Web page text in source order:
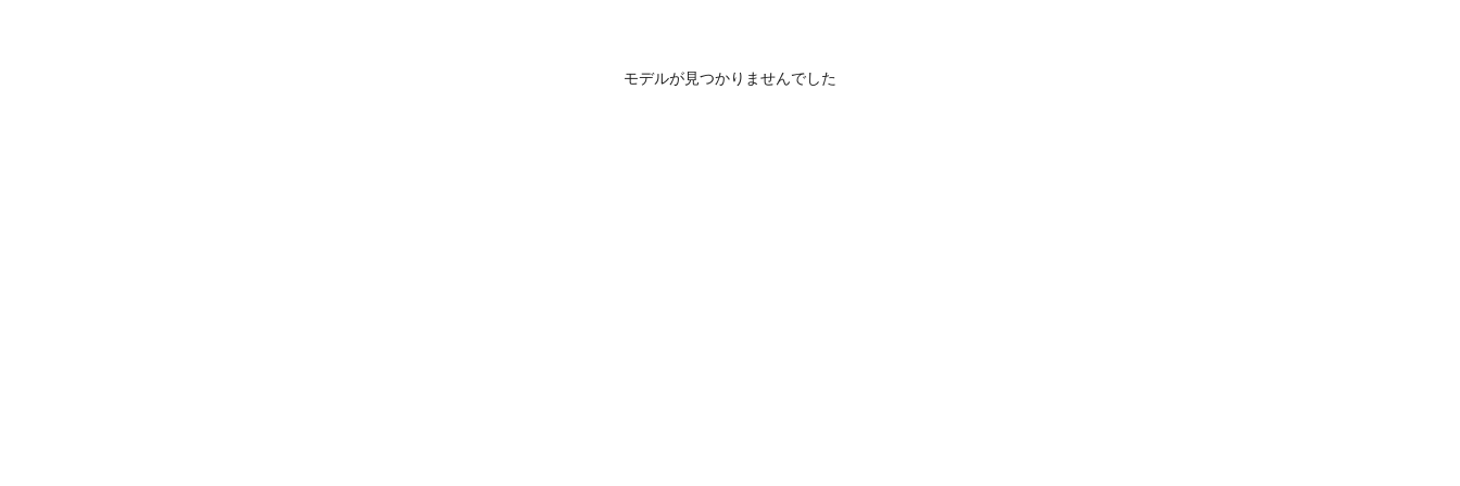
モデルが見つかりませんでした